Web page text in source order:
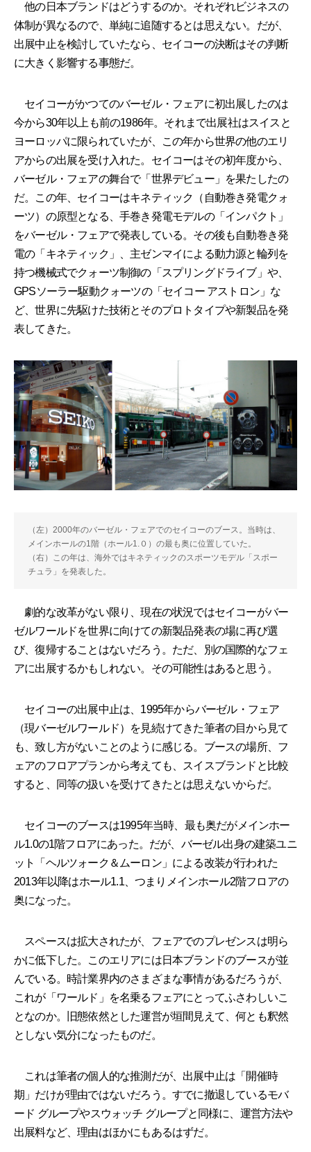
他の日本ブランドはどうするのか。それぞれビジネスの
体制が異なるので、単純に追随するとは思えない。だが、
出展中止を検討していたなら、セイコーの決断はその判断
に大きく影響する事態だ。
セイコーがかつてのバーゼル・フェアに初出展したのは
今から30年以上も前の1986年。それまで出展社はスイスと
ヨーロッパに限られていたが、この年から世界の他のエリ
アからの出展を受け入れた。セイコーはその初年度から、
バーゼル・フェアの舞台で「世界デビュー」を果たしたの
だ。この年、セイコーはキネティック（自動巻き発電クォ
ーツ）の原型となる、手巻き発電モデルの「インパクト」
をバーゼル・フェアで発表している。その後も自動巻き発
電の「キネティック」、主ゼンマイによる動力源と輪列を
持つ機械式でクォーツ制御の「スプリングドライブ」や、
GPSソーラー駆動クォーツの「セイコー アストロン」な
ど、世界に先駆けた技術とそのプロトタイプや新製品を発
表してきた。
（左）2000年のバーゼル・フェアでのセイコーのブース。当時は、
メインホールの1階（ホール1.０）の最も奥に位置していた。
（右）この年は、海外ではキネティックのスポーツモデル「スポー
チュラ」を発表した。
劇的な改革がない限り、現在の状況ではセイコーがバー
ゼルワールドを世界に向けての新製品発表の場に再び選
び、復帰することはないだろう。ただ、別の国際的なフェ
アに出展するかもしれない。その可能性はあると思う。
セイコーの出展中止は、1995年からバーゼル・フェア
（現バーゼルワールド）を見続けてきた筆者の目から見て
も、致し方がないことのように感じる。ブースの場所、フ
ェアのフロアプランから考えても、スイスブランドと比較
すると、同等の扱いを受けてきたとは思えないからだ。
セイコーのブースは1995年当時、最も奥だがメインホー
ル1.0の1階フロアにあった。だが、バーゼル出身の建築ユニ
ット「ヘルツォーク＆ムーロン」による改装が行われた
2013年以降はホール1.1、つまりメインホール2階フロアの
奥になった。
スペースは拡大されたが、フェアでのプレゼンスは明ら
かに低下した。このエリアには日本ブランドのブースが並
んでいる。時計業界内のさまざまな事情があるだろうが、
これが「ワールド」を名乗るフェアにとってふさわしいこ
となのか。旧態依然とした運営が垣間見えて、何とも釈然
としない気分になったものだ。
これは筆者の個人的な推測だが、出展中止は「開催時
期」だけが理由ではないだろう。すでに撤退しているモバ
ード グループやスウォッチ グループと同様に、運営方法や
出展料など、理由はほかにもあるはずだ。